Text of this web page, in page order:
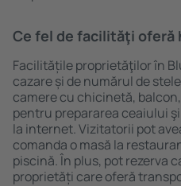
Ce fel de facilităţi oferă
Facilitățile proprietăţilor în
cazare și de numărul de
camere cu chicinetă,
pentru prepararea ceaiului
la internet. Vizitatorii pot
comanda o masă la
piscină. În plus, pot rezerva
proprietăți care oferă